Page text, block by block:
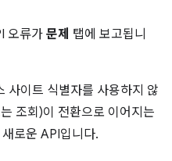
오류가 문제 탭에 보고됩니
사이트 식별자를 사용하지 않
조회)이 전환으로 이어지는
로운 API입니다.